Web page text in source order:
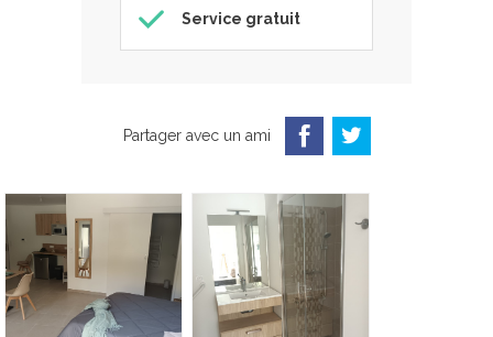
Service gratuit
Partager avec un ami